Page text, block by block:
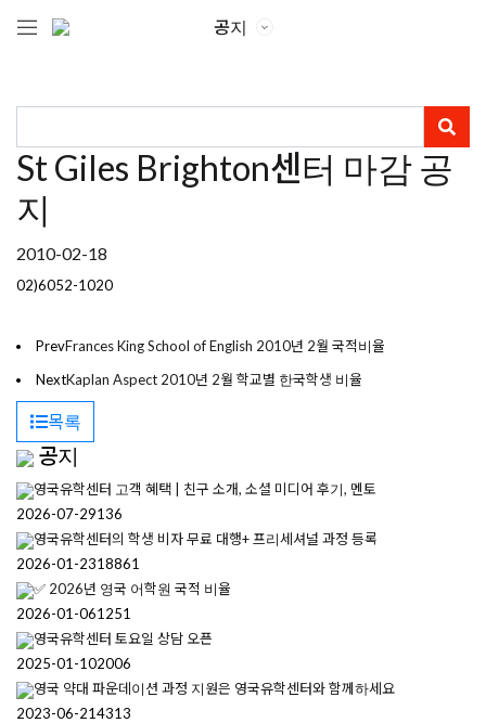
공지
St Giles Brighton센터 마감 공
지
2010-02-18
02)6052-1020
PrevFrances King School of English 2010년 2월 국적비율
NextKaplan Aspect 2010년 2월 학교별 한국학생 비율
목록
공지
영국유학센터 고객 혜택 | 친구 소개, 소셜 미디어 후기, 멘토
2026-07-29136
영국유학센터의 학생 비자 무료 대행+ 프리세셔널 과정 등록
2026-01-2318861
✅ 2026년 영국 어학원 국적 비율
2026-01-061251
영국유학센터 토요일 상담 오픈
2025-01-102006
영국 약대 파운데이션 과정 지원은 영국유학센터와 함께하세요
2023-06-214313